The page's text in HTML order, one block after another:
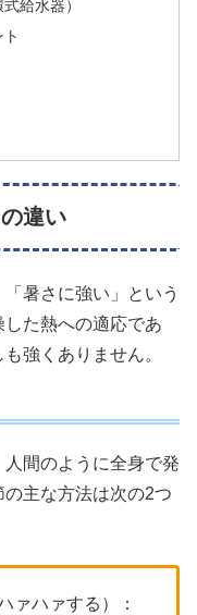
給水器）
違い
暑さに強い」という
た熱への適応であ
強くありません。
間のように全身で発
主な方法は次の2つ
ァハァする）：